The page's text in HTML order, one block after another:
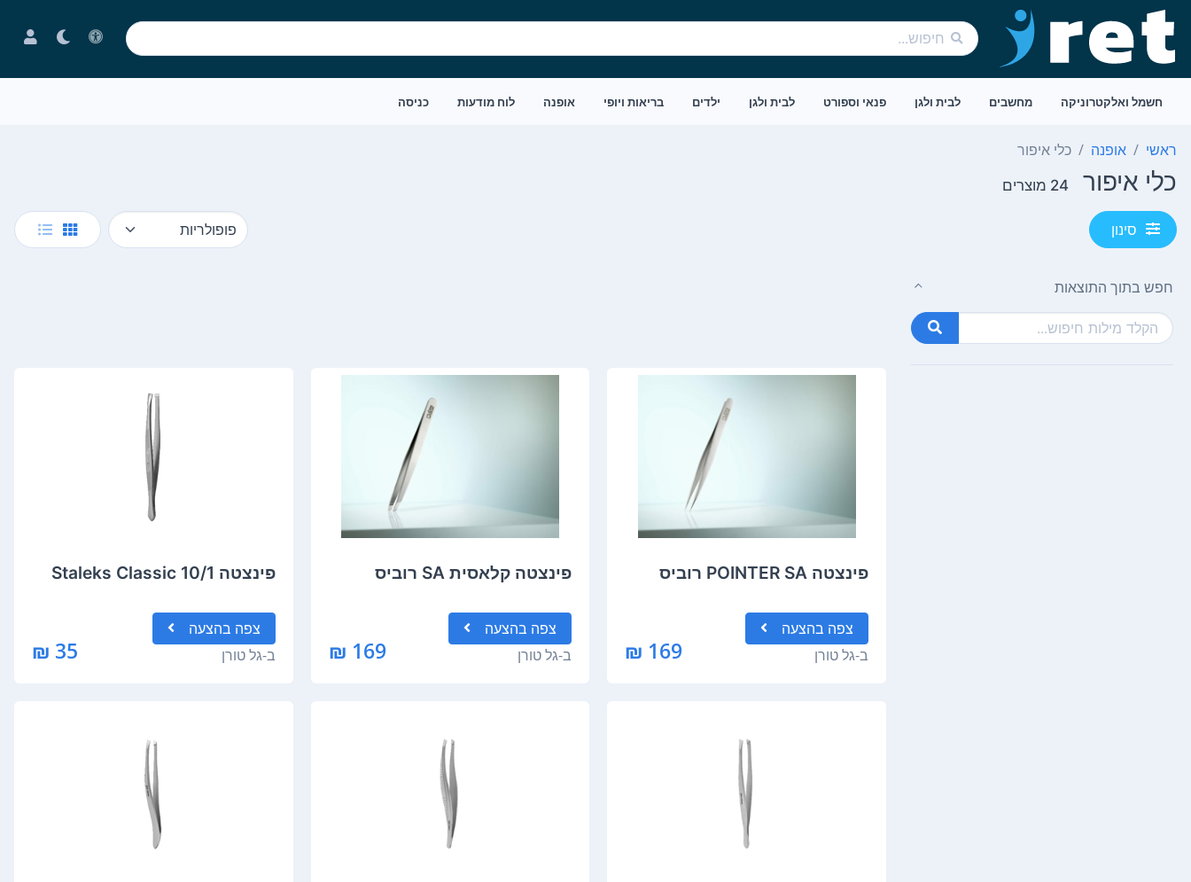
חשמל ואלקטרוניקה מחשבים לבית ולגן פנאי וספורט לבית ולגן ילדים בריאות ויופי אופנה לוח מודעות כניסה
ראשי אופנה כלי איפור
כלי איפור 24 מוצרים
סינון
חפש בתוך התוצאות
פינצטה POINTER SA רוביס
צפה בהצעה
ב-גל טורן 169 ₪
פינצטה קלאסית SA רוביס
צפה בהצעה
ב-גל טורן 169 ₪
פינצטה Staleks Classic 10/1
צפה בהצעה
ב-גל טורן 35 ₪